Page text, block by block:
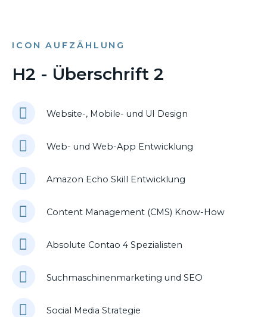
ICON AUFZÄHLUNG
H2 - Überschrift 2
Website-, Mobile- und UI Design
Web- und Web-App Entwicklung
Amazon Echo Skill Entwicklung
Content Management (CMS) Know-How
Absolute Contao 4 Spezialisten
Suchmaschinenmarketing und SEO
Social Media Strategie